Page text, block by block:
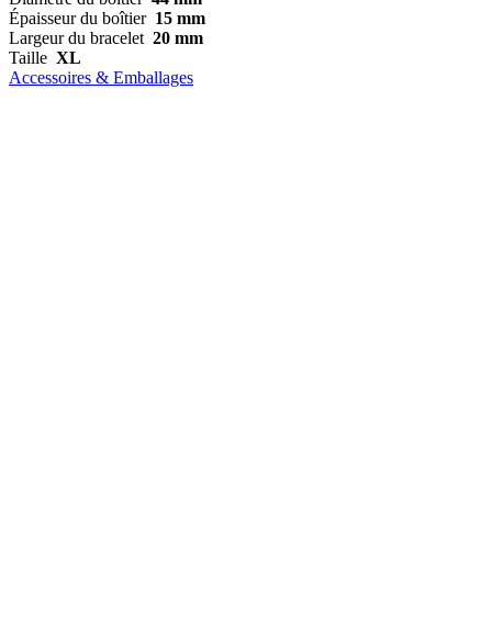
Épaisseur du boîtier 15 mm
Largeur du bracelet 20 mm
Taille XL
Accessoires & Emballages